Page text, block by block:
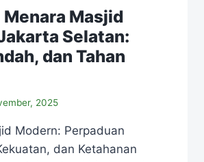
Masjid
Selatan:
dan Tahan
2025
Modern: Perpaduan
dan Ketahanan